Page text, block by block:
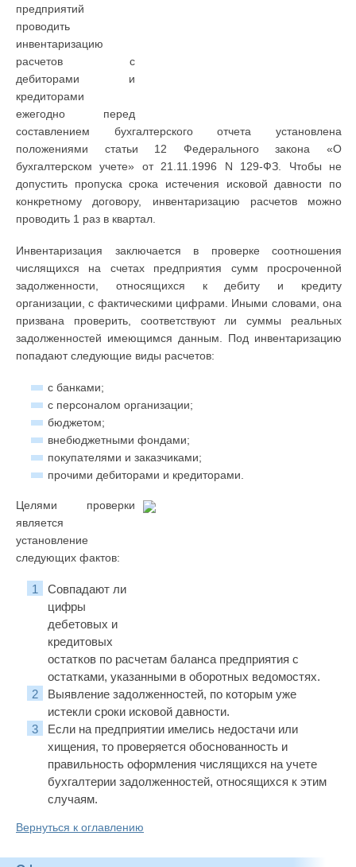
предприятий
проводить
инвентаризацию
расчетов с
дебиторами и
кредиторами
ежегодно перед
составлением бухгалтерского отчета установлена
положениями статьи 12 Федерального закона «О
бухгалтерском учете» от 21.11.1996 N 129-ФЗ. Чтобы не
допустить пропуска срока истечения исковой давности по
конкретному договору, инвентаризацию расчетов можно
проводить 1 раз в квартал.
Инвентаризация заключается в проверке соотношения
числящихся на счетах предприятия сумм просроченной
задолженности, относящихся к дебиту и кредиту
организации, с фактическими цифрами. Иными словами, она
призвана проверить, соответствуют ли суммы реальных
задолженностей имеющимся данным. Под инвентаризацию
попадают следующие виды расчетов:
с банками;
с персоналом организации;
бюджетом;
внебюджетными фондами;
покупателями и заказчиками;
прочими дебиторами и кредиторами.
Целями проверки
является
установление
следующих фактов:
Совпадают ли
цифры
дебетовых и
кредитовых
остатков по расчетам баланса предприятия с
остатками, указанными в оборотных ведомостях.
Выявление задолженностей, по которым уже
истекли сроки исковой давности.
Если на предприятии имелись недостачи или
хищения, то проверяется обоснованность и
правильность оформления числящихся на учете
бухгалтерии задолженностей, относящихся к этим
случаям.
Вернуться к оглавлению